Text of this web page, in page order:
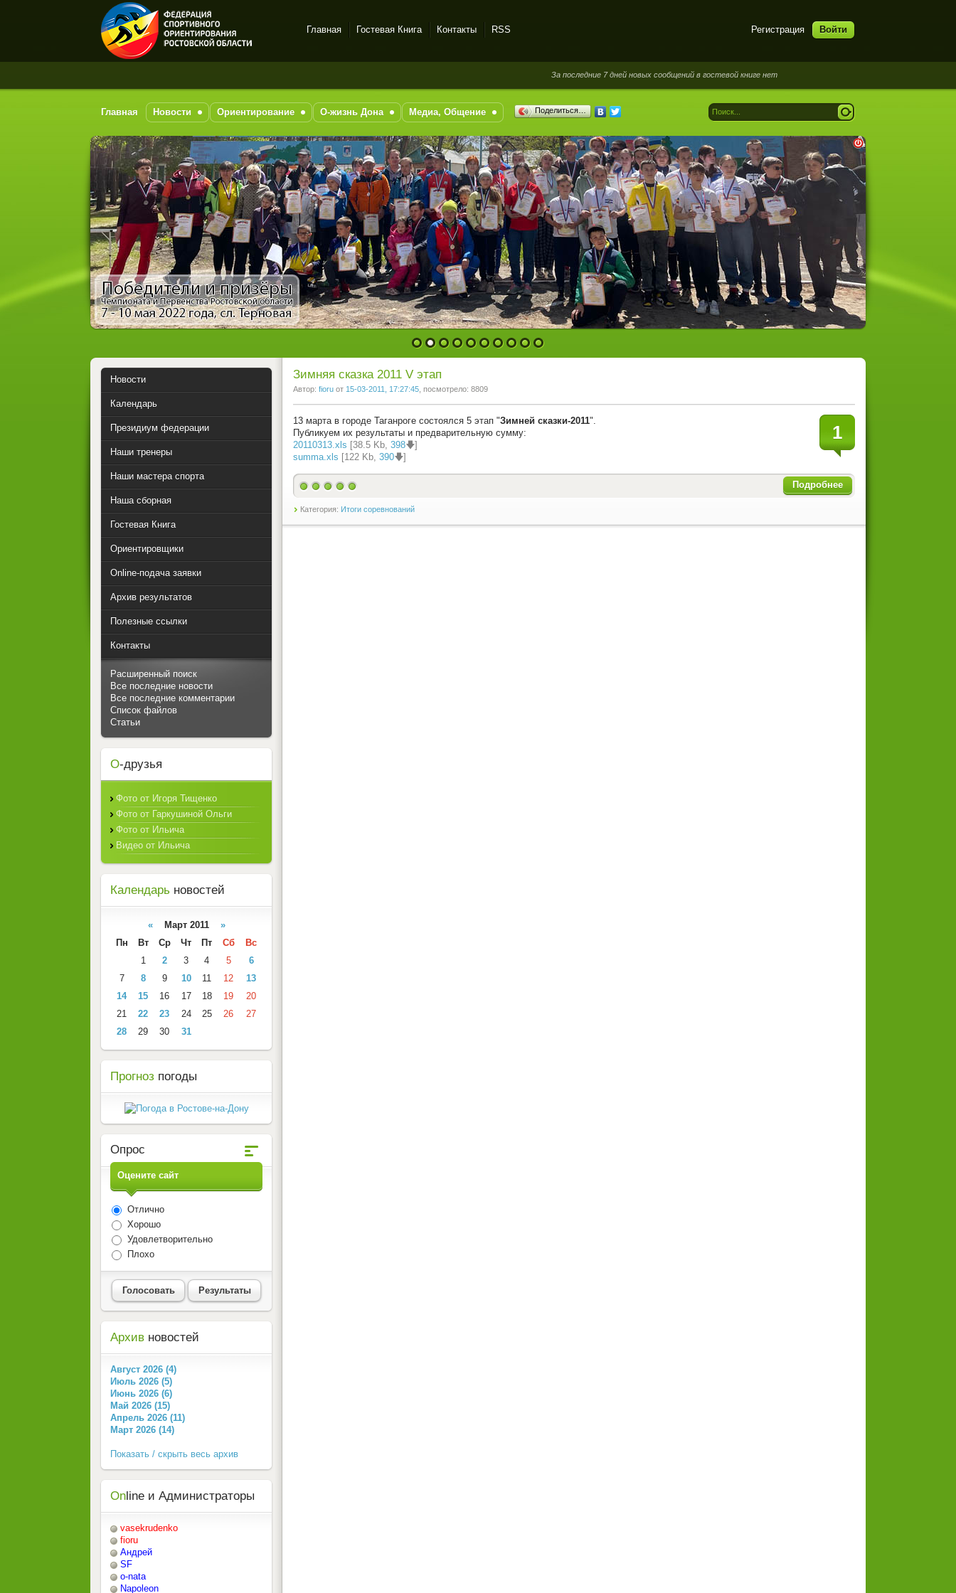
Спортивное
на-Дону
Регистрация Войти
Главная Гостевая Книга Контакты RSS
За последние 7 дней новых сообщений в гостевой книге нет
Главная Новости Ориентирование О-жизнь Дона Медиа, Общение Поделиться…
1 2 3 4 5 6 7 8 9 10
Зимняя сказка 2011 V этап
Автор: fioru от 15-03-2011, 17:27:45 , посмотрело: 8809
1
13 марта в городе Таганроге состоялся 5 этап "Зимней сказки-2011".
Публикуем их результаты и предварительную сумму:
20110313.xls [38.5 Kb, 398🡇]
summa.xls [122 Kb, 390🡇]
Подробнее
Категория: Итоги соревнований
Новости
Календарь
Президиум федерации
Наши тренеры
Наши мастера спорта
Наша сборная
Гостевая Книга
Ориентировщики
Online-подача заявки
Архив результатов
Полезные ссылки
Контакты
Расширенный поиск
Все последние новости
Все последние комментарии
Список файлов
Статьи
О-друзья
Фото от Игоря Тищенко
Фото от Гаркушиной Ольги
Фото от Ильича
Видео от Ильича
Календарь новостей
«Март 2011 »
Пн
Вт Ср Чт Пт Сб
Вс
1
2 3 4 5
6
7
8 9 10 11 12
13
14
15 16 17 18 19
20
21
22 23 24 25 26
27
28
29 30 31
Прогноз погоды
Опрос
Оцените сайт
Отлично
Хорошо
Удовлетворительно
Плохо
Голосовать Результаты
Архив новостей
Август 2026 (4)
Июль 2026 (5)
Июнь 2026 (6)
Май 2026 (15)
Апрель 2026 (11)
Март 2026 (14)
Показать / скрыть весь архив
On line и Администраторы
vasekrudenko
fioru
Андрей
SF
o-nata
Napoleon